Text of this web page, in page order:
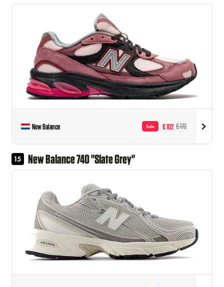
New Balance Sale € 102 € 170
15 New Balance 740 "Slate Grey"